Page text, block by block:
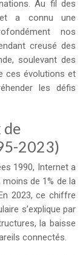
Au fil des
a connu une
nos
creusé des
soulevant des
ces évolutions et
les défis
de
2023)
1990, Internet a
de 1% de la
2023, ce chiffre
s’explique par
la baisse
connectés.